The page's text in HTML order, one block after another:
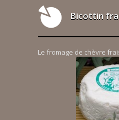
Bicottin
Le fromage de chèvre